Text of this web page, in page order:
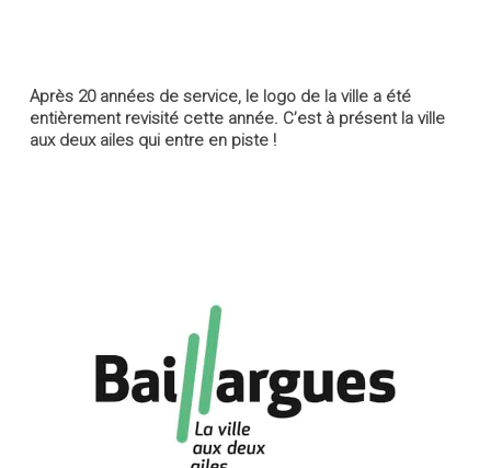
Après 20 années de service, le logo de la ville a été
entièrement revisité cette année. C’est à présent la ville
aux deux ailes qui entre en piste !